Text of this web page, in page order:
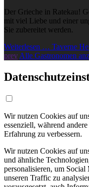
Der Grieche in Ratekau!
mit viel Liebe und einer
Sie zubereitet werden.
Weiterlesen … Taverne
prev Alle Gastronomen
Wir nutzen Cookies auf
essenziell, während
Erfahrung zu verbessern.
Wir nutzen Cookies auf
und ähnliche
personalisieren, um
unseren Traffic zu